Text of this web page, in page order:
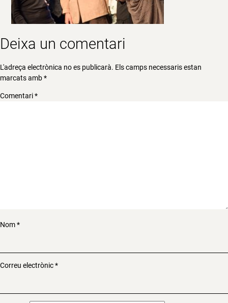
Deixa un comentari
L'adreça electrònica no es publicarà. Els camps necessaris estan
marcats amb*
Comentari*
Nom*
Correu electrònic*